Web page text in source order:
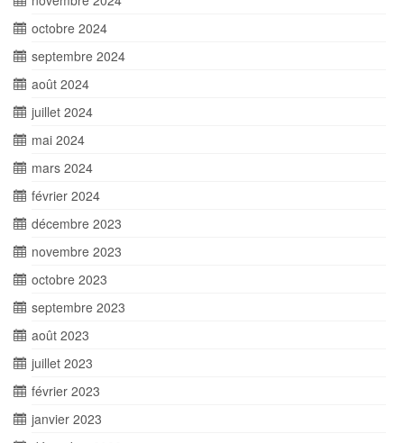
octobre 2024
septembre 2024
août 2024
juillet 2024
mai 2024
mars 2024
février 2024
décembre 2023
novembre 2023
octobre 2023
septembre 2023
août 2023
juillet 2023
février 2023
janvier 2023